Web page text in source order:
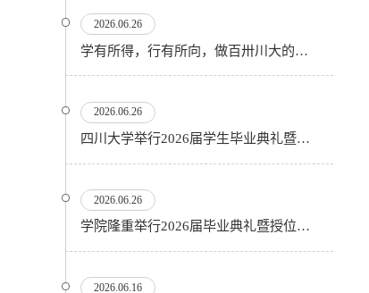
2026.06.26
学有所得，行有所向，做百卅川大的薪火赓续者——校长汪劲松在四川大学2026届学生毕业典礼上的...
2026.06.26
四川大学举行2026届学生毕业典礼暨学位授予仪式
2026.06.26
​学院隆重举行2026届毕业典礼暨授位仪式
2026.06.16